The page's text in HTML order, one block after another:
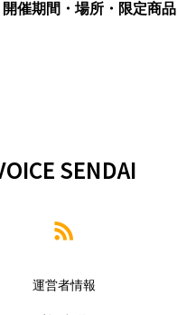
催期間・場所・限定商品
SENDAI
運営者情報